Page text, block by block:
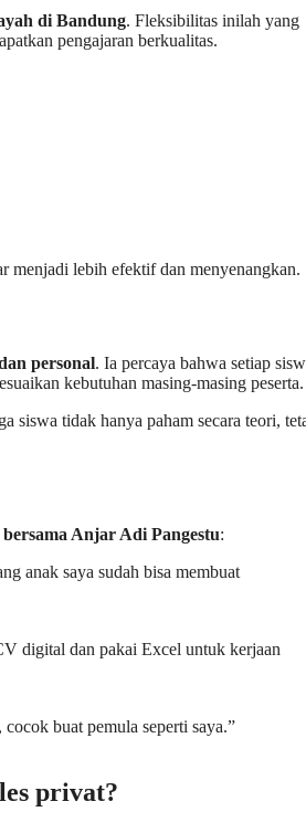
di Bandung. Fleksibilitas inilah yang
pengajaran berkualitas.
menjadi lebih efektif dan menyenangkan.
personal. Ia percaya bahwa setiap
kebutuhan masing-masing peserta.
siswa tidak hanya paham secara teori,
Anjar Adi Pangestu:
anak saya sudah bisa membuat
digital dan pakai Excel untuk kerjaan
buat pemula seperti saya.”
privat?